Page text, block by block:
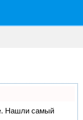
Нашли самый